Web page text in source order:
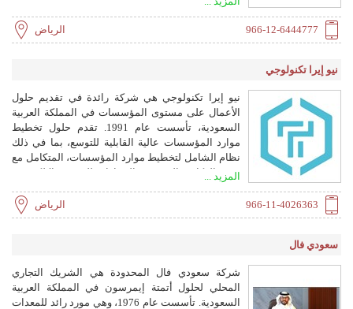
966-12-6444777 الرياض
نيو إيرا تكنولوجي
نيو إيرا تكنولوجي هي شركة رائدة في تقديم حلول
الأعمال على مستوى المؤسسات في المملكة العربية
السعودية، تأسست عام 1991. تقدم حلول تخطيط
موارد المؤسسات عالية القابلية للتوسع، بما في ذلك
نظام الشامل لتخطيط موارد المؤسسات، المتكامل مع
هيئة الزكاة والضريبة والجمارك للفوترة الإلكترونية
تأجير السيارات، وإدارة مبيعات الفان، والخدمات
الطبية، والعقارات، ونقاط البيع، ونظام المواعيد،
والدعم.
المزيد ...
966-11-4026363 الرياض
سعودي فال
شركة سعودي فال المحدودة هي الشريك التجاري
المحلي لحلول أتمتة إيمرسون في المملكة العربية
السعودية. تأسست عام 1976، وهي مورد رائد للمعدات